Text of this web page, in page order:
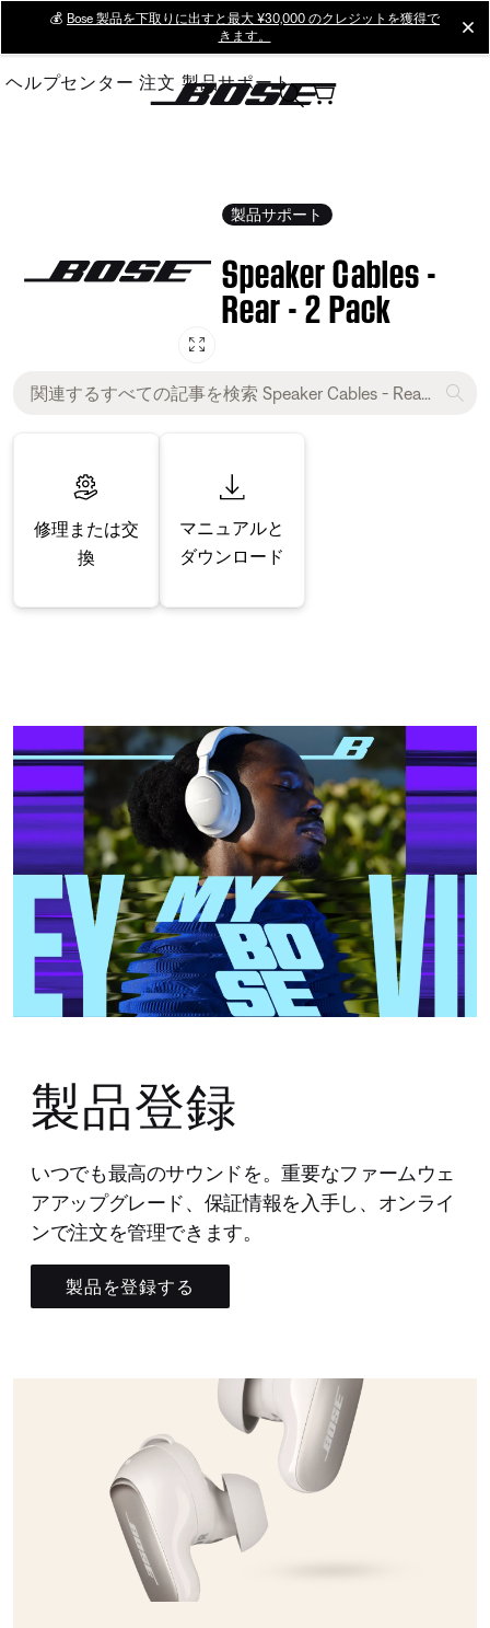
Main
💰 Bose 製品を下取りに出すと最大 ¥30,000 のクレジットを獲得で
きます。
ヘルプセンター 注文 製品サポート
製品サポート
Speaker Cables -
Rear - 2 Pack
修理または交
換
マニュアルと
ダウンロード
製品登録
いつでも最高のサウンドを。重要なファームウェ
アアップグレード、保証情報を入手し、オンライ
ンで注文を管理できます。
製品を登録する